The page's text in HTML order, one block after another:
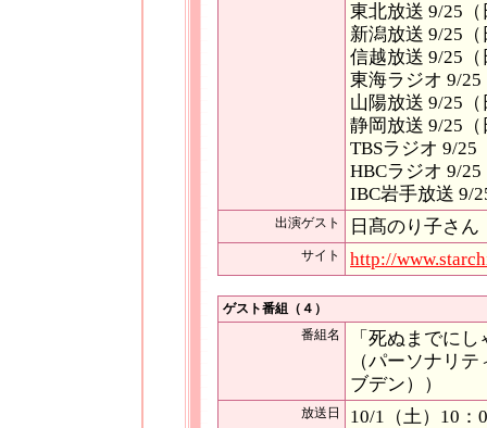
東北放送 9/
新潟放送 9/
信越放送 9/25
東海ラジオ
山陽放送 9/
静岡放送 9/25
TBSラジオ 9/
HBCラジオ 9/
IBC岩手放送
出演ゲスト 日髙のり子さん
サイト http://
ゲスト番組（４）
番組名
「死ぬまでに
（パーソナリ
ブデン））
放送日
10/1（土）10：